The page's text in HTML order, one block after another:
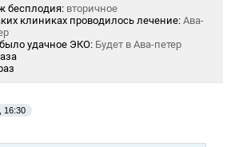
бесплодия: вторичное
клиниках проводилось лечение: Ава-
удачное ЭКО: Будет в Ава-петер
16:30